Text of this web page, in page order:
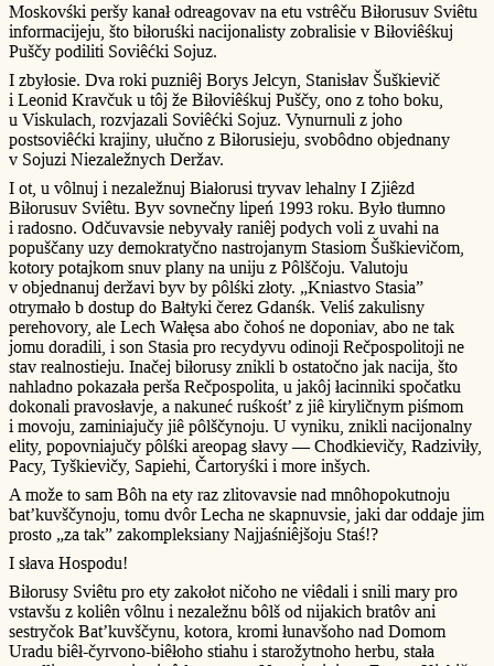
Moskovśki peršy kanał odreagovav na etu vstrêču Biłorusuv Sviêtu
informacijeju, što biłoruśki nacijonalisty zobralisie v Biłoviêśkuj
Puščy podiliti Soviêćki Sojuz.
I zbyłosie. Dva roki puzniêj Borys Jelcyn, Stanisłav Šuškievič
i Leonid Kravčuk u tôj že Biłoviêśkuj Puščy, ono z toho boku,
u Viskulach, rozvjazali Soviêćki Sojuz. Vynurnuli z joho
postsoviêćki krajiny, ułučno z Biłorusieju, svobôdno objednany
v Sojuzi Niezaležnych Deržav.
I ot, u vôlnuj i nezaležnuj Białorusi tryvav lehalny I Zjiêzd
Biłorusuv Sviêtu. Byv sovnečny lipeń 1993 roku. Było tłumno
i radosno. Odčuvavsie nebyvały raniêj podych voli z uvahi na
popuščany uzy demokratyčno nastrojanym Stasiom Šuškievičom,
kotory potajkom snuv plany na uniju z Pôlščoju. Valutoju
v objednanuj deržavi byv by pôlśki złoty. „Kniastvo Stasia”
otrymało b dostup do Bałtyki čerez Gdanśk. Veliś zakulisny
perehovory, ale Lech Wałęsa abo čohoś ne doponiav, abo ne tak
jomu doradili, i son Stasia pro recydyvu odinoji Rečpospolitoji ne
stav realnostieju. Inačej biłorusy znikli b ostatočno jak nacija, što
nahladno pokazała perša Rečpospolita, u jakôj łacinniki spočatku
dokonali pravosłavje, a nakuneć ruśkośt’ z jiê kiryličnym piśmom
i movoju, zaminiajučy jiê pôlščynoju. U vyniku, znikli nacijonalny
elity, popovniajučy pôlśki areopag słavy — Chodkievičy, Radziviły,
Pacy, Tyškievičy, Sapiehi, Čartoryśki i more inšych.
A može to sam Bôh na ety raz zlitovavsie nad mnôhopokutnoju
bat’kuvščynoju, tomu dvôr Lecha ne skapnuvsie, jaki dar oddaje jim
prosto „za tak” zakompleksiany Najjaśniêjšoju Staś!?
I słava Hospodu!
Biłorusy Sviêtu pro ety zakołot ničoho ne viêdali i snili mary pro
vstavšu z koliên vôlnu i nezaležnu bôlš od nijakich bratôv ani
sestryčok Bat’kuvščynu, kotora, kromi łunavšoho nad Domom
Uradu biêł-čyrvono-biêłoho stiahu i starožytnoho herbu, stała